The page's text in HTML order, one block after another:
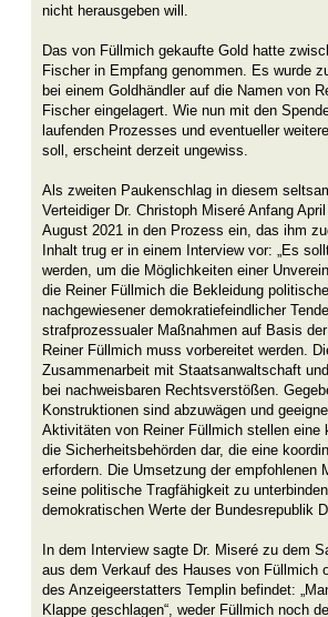
nicht herausgeben will.
Das von Füllmich gekaufte Gold hatte
Fischer in Empfang genommen. Es wurde
bei einem Goldhändler auf die Namen von
Fischer eingelagert. Wie nun mit den
laufenden Prozesses und eventueller
soll, erscheint derzeit ungewiss.
Als zweiten Paukenschlag in diesem
Verteidiger Dr. Christoph Miseré Anfang
August 2021 in den Prozess ein, das ihm
Inhalt trug er in einem Interview vor: „Es
werden, um die Möglichkeiten einer
die Reiner Füllmich die Bekleidung
nachgewiesener demokratiefeindlicher
strafprozessualer Maßnahmen auf Basis
Reiner Füllmich muss vorbereitet werden.
Zusammenarbeit mit Staatsanwaltschaft
bei nachweisbaren Rechtsverstößen.
Konstruktionen sind abzuwägen und
Aktivitäten von Reiner Füllmich stellen eine
die Sicherheitsbehörden dar, die eine
erfordern. Die Umsetzung der empfohlenen
seine politische Tragfähigkeit zu
demokratischen Werte der Bundesrepublik
In dem Interview sagte Dr. Miseré zu dem
aus dem Verkauf des Hauses von Füllmich
des Anzeigeerstatters Templin befindet:
Klappe geschlagen“, weder Füllmich noch